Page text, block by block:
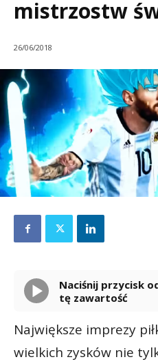
mistrzostw
26/06/2018
Naciśnij przycisk odtwarzania, aby odsłuchać
tę zawartość
Największe imprezy
wielkich zysków nie